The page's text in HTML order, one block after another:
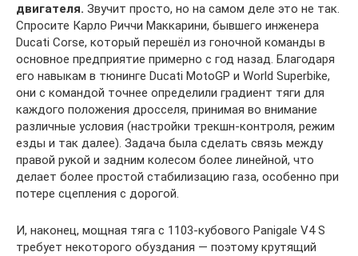
двигателя. Звучит просто, но на самом деле это не так.
Спросите Карло Риччи Маккарини, бывшего инженера
Ducati Corse, который перешёл из гоночной команды в
основное предприятие примерно с год назад. Благодаря
его навыкам в тюнинге Ducati MotoGP и World Superbike,
они с командой точнее определили градиент тяги для
каждого положения дросселя, принимая во внимание
различные условия (настройки трекшн-контроля, режим
езды и так далее). Задача была сделать связь между
правой рукой и задним колесом более линейной, что
делает более простой стабилизацию газа, особенно при
потере сцепления с дорогой.
И, наконец, мощная тяга с 1103-кубового Panigale V4 S
требует некоторого обуздания — поэтому крутящий